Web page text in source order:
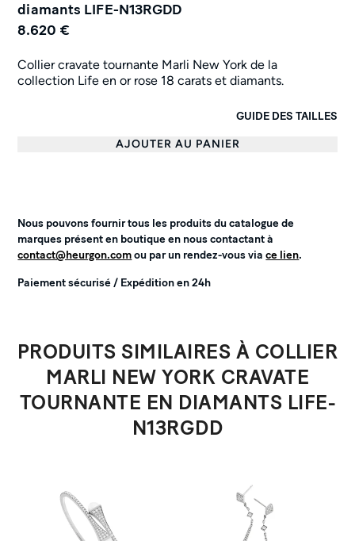
diamants LIFE-N13RGDD
8.620 €
Collier cravate tournante Marli New York de la
collection Life en or rose 18 carats et diamants.
GUIDE DES TAILLES
AJOUTER AU PANIER
Nous pouvons fournir tous les produits du catalogue de
marques présent en boutique en nous contactant à
contact@heurgon.comou par un rendez-vous viace lien.
Paiement sécurisé / Expédition en 24h
PRODUITS SIMILAIRES À COLLIER
MARLI NEW YORK CRAVATE
TOURNANTE EN DIAMANTS LIFE-
N13RGDD